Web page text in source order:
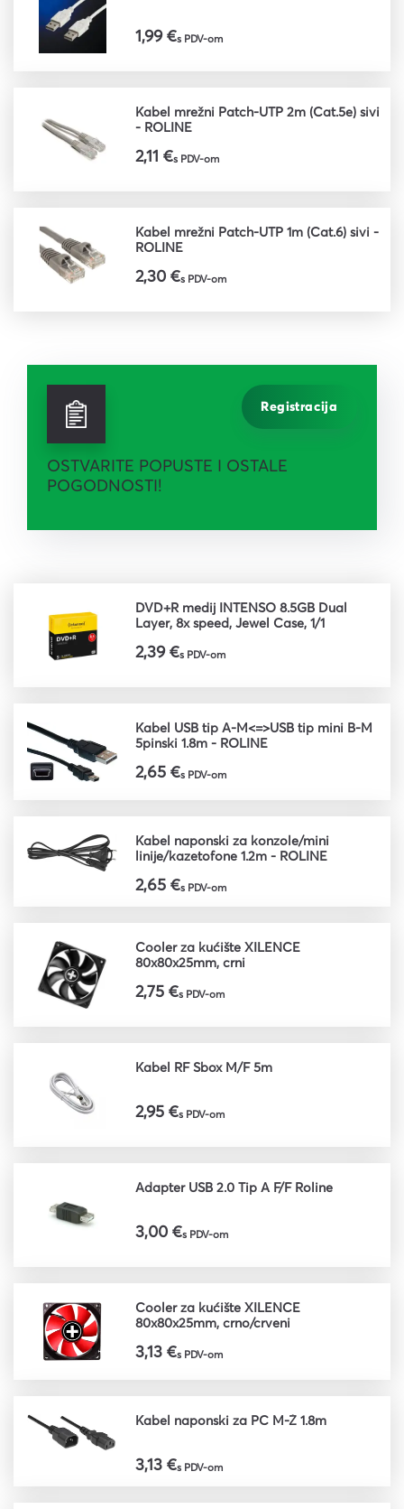
1,99 €s PDV-om
Kabel mrežni Patch-UTP 2m (Cat.5e) sivi
- ROLINE
2,11 €s PDV-om
Kabel mrežni Patch-UTP 1m (Cat.6) sivi -
ROLINE
2,30 €s PDV-om
OSTVARITE POPUSTE I OSTALE
POGODNOSTI!
Registracija
DVD+R medij INTENSO 8.5GB Dual
Layer, 8x speed, Jewel Case, 1/1
2,39 €s PDV-om
Kabel USB tip A-M<=>USB tip mini B-M
5pinski 1.8m - ROLINE
2,65 €s PDV-om
Kabel naponski za konzole/mini
linije/kazetofone 1.2m - ROLINE
2,65 €s PDV-om
Cooler za kućište XILENCE
80x80x25mm, crni
2,75 €s PDV-om
Kabel RF Sbox M/F 5m
2,95 €s PDV-om
Adapter USB 2.0 Tip A F/F Roline
3,00 €s PDV-om
Cooler za kućište XILENCE
80x80x25mm, crno/crveni
3,13 €s PDV-om
Kabel naponski za PC M-Ž 1.8m
3,13 €s PDV-om